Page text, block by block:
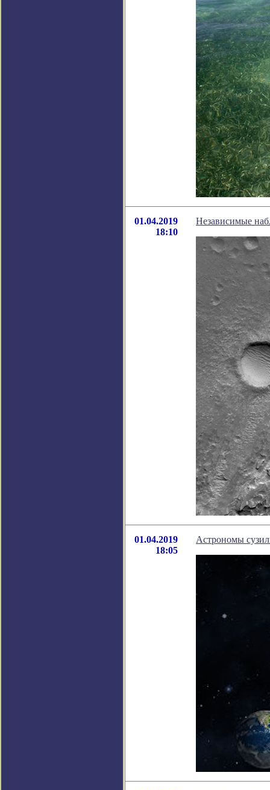
01.04.2019
18:10
Независимые
01.04.2019
18:05
Астрономы